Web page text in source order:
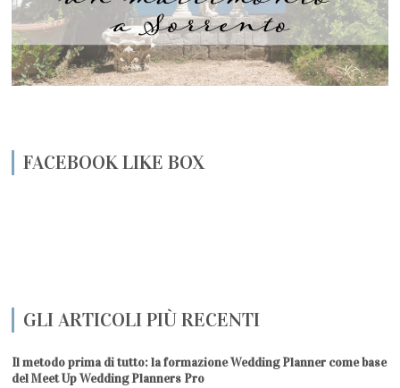
FACEBOOK LIKE BOX
GLI ARTICOLI PIÙ RECENTI
Il metodo prima di tutto: la formazione Wedding Planner come base
del Meet Up Wedding Planners Pro